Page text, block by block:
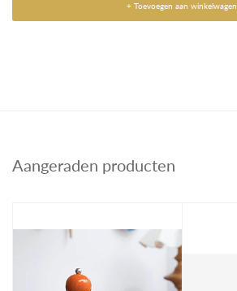
+ Toevoegen aan winkelwagen
Aangeraden producten